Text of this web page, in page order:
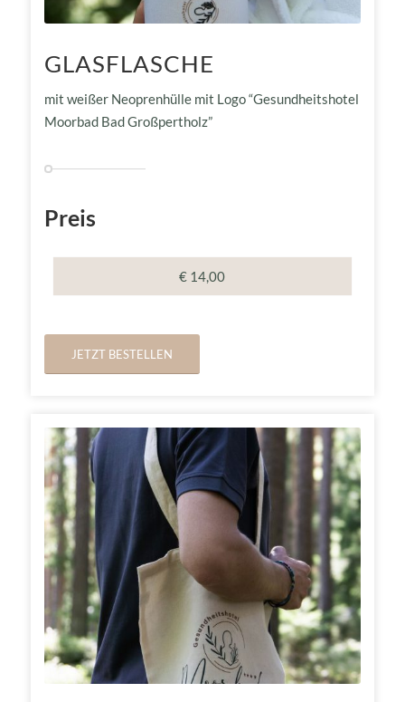
GLASFLASCHE
mit weißer Neoprenhülle mit Logo “Gesundheitshotel
Moorbad Bad Großpertholz”
Preis
€ 14,00
JETZT BESTELLEN